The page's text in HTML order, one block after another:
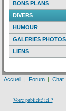
BONS PLANS
DIVERS
HUMOUR
GALERIES PHOTOS
LIENS
Accueil | Forum | Chat
Votre publicité ici ?